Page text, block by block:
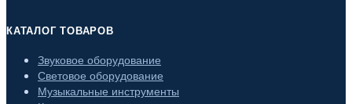
КАТАЛОГ ТОВАРОВ
Звуковое оборудование
Световое оборудование
Музыкальные инструменты